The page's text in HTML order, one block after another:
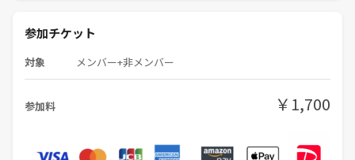
参加チケット
対象 メンバー+非メンバー
参加料 ￥1,700